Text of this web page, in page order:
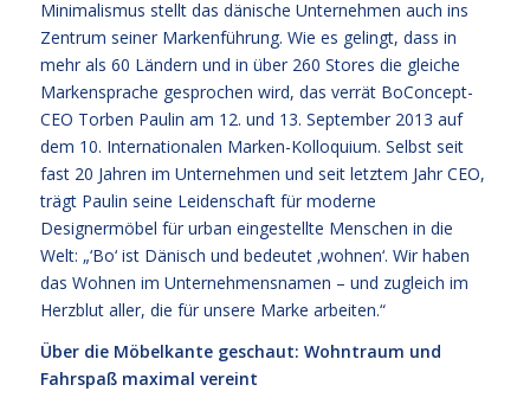
Minimalismus stellt das dänische Unternehmen auch ins
Zentrum seiner Markenführung. Wie es gelingt, dass in
mehr als 60 Ländern und in über 260 Stores die gleiche
Markensprache gesprochen wird, das verrät BoConcept-
CEO Torben Paulin am 12. und 13. September 2013 auf
dem 10. Internationalen Marken-Kolloquium. Selbst seit
fast 20 Jahren im Unternehmen und seit letztem Jahr CEO,
trägt Paulin seine Leidenschaft für moderne
Designermöbel für urban eingestellte Menschen in die
Welt: „‘Bo‘ ist Dänisch und bedeutet ‚wohnen‘. Wir haben
das Wohnen im Unternehmensnamen – und zugleich im
Herzblut aller, die für unsere Marke arbeiten.“
Über die Möbelkante geschaut: Wohntraum und
Fahrspaß maximal vereint